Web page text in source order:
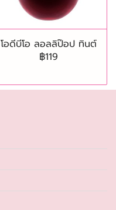
โอดีบีโอ ลอลลิป๊อป ทินต์
฿119